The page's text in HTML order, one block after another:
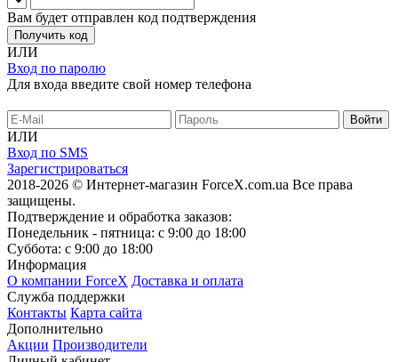
Вам будет отправлен код подтверждения
Получить код
ИЛИ
Вход по паролю
Для входа введите свой номер телефона
ИЛИ
Вход по SMS
Зарегистрироваться
2018-2026 © Интернет-магазин ForceX.com.ua Все права
защищены.
Подтверждение и обработка заказов:
Понедельник - пятница: с 9:00 до 18:00
Суббота: с 9:00 до 18:00
Информация
О компании ForceX Доставка и оплата
Служба поддержки
Контакты Карта сайта
Дополнительно
Акции Производители